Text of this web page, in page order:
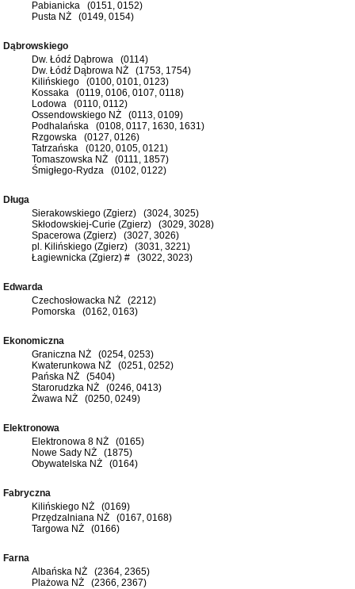
Pabianicka (0151, 0152)
Pusta NŻ (0149, 0154)
Dąbrowskiego
Dw. Łódź Dąbrowa (0114)
Dw. Łódź Dąbrowa NŻ (1753, 1754)
Kilińskiego (0100, 0101, 0123)
Kossaka (0119, 0106, 0107, 0118)
Lodowa (0110, 0112)
Ossendowskiego NŻ (0113, 0109)
Podhalańska (0108, 0117, 1630, 1631)
Rzgowska (0127, 0126)
Tatrzańska (0120, 0105, 0121)
Tomaszowska NŻ (0111, 1857)
Śmigłego-Rydza (0102, 0122)
Długa
Sierakowskiego (Zgierz) (3024, 3025)
Skłodowskiej-Curie (Zgierz) (3029, 3028)
Spacerowa (Zgierz) (3027, 3026)
pl. Kilińskiego (Zgierz) (3031, 3221)
Łagiewnicka (Zgierz) # (3022, 3023)
Edwarda
Czechosłowacka NŻ (2212)
Pomorska (0162, 0163)
Ekonomiczna
Graniczna NŻ (0254, 0253)
Kwaterunkowa NŻ (0251, 0252)
Pańska NŻ (5404)
Starorudzka NŻ (0246, 0413)
Żwawa NŻ (0250, 0249)
Elektronowa
Elektronowa 8 NŻ (0165)
Nowe Sady NŻ (1875)
Obywatelska NŻ (0164)
Fabryczna
Kilińskiego NŻ (0169)
Przędzalniana NŻ (0167, 0168)
Targowa NŻ (0166)
Farna
Albańska NŻ (2364, 2365)
Plażowa NŻ (2366, 2367)